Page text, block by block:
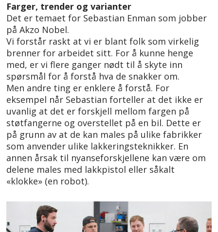
Farger, trender og varianter
Det er temaet for Sebastian Enman som jobber
på Akzo Nobel.
Vi forstår raskt at vi er blant folk som virkelig
brenner for arbeidet sitt. For å kunne henge
med, er vi flere ganger nødt til å skyte inn
spørsmål for å forstå hva de snakker om.
Men andre ting er enklere å forstå. For
eksempel når Sebastian forteller at det ikke er
uvanlig at det er forskjell mellom fargen på
støtfangerne og overstellet på en bil. Dette er
på grunn av at de kan males på ulike fabrikker
som anvender ulike lakkeringsteknikker. En
annen årsak til nyanseforskjellene kan være om
delene males med lakkpistol eller såkalt
«klokke» (en robot).